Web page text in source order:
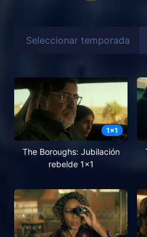
Seleccionar temporada
1x1
The Boroughs: Jubilación
rebelde 1x1